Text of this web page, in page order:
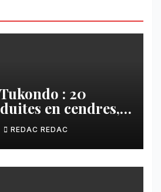
: 20
en cendres,
sans abri
REDAC REDAC